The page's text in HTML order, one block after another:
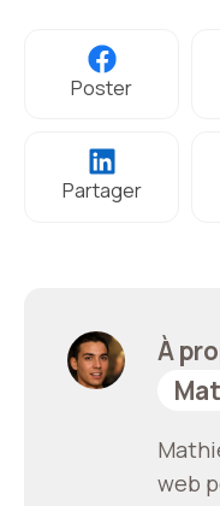
Poster
Partager
À
web